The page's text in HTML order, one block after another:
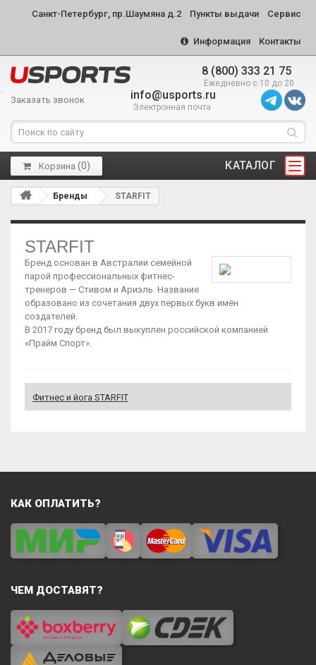
Санкт-Петербург, пр.Шаумяна д.2 Пункты выдачи Сервис
Информация Контакты
8 (800) 333 21 75
Ежедневно с 10 до 20
Заказать звонок info@usports.ru
Электронная почта
КАТАЛОГ
Корзина (0)
Бренды STARFIT
STARFIT
Бренд основан в Австралии семейной
парой профессиональных фитнес-
тренеров — Стивом и Ариэль. Название
образовано из сочетания двух первых букв имён
создателей.
В 2017 году бренд был выкуплен российской компанией
«Прайм Спорт».
Фитнес и йога STARFIT
КАК ОПЛАТИТЬ?
ЧЕМ ДОСТАВЯТ?